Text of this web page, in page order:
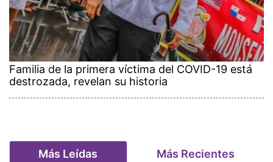
Familia de la primera víctima del COVID-19 está
destrozada, revelan su historia
Más Leídas Más Recientes